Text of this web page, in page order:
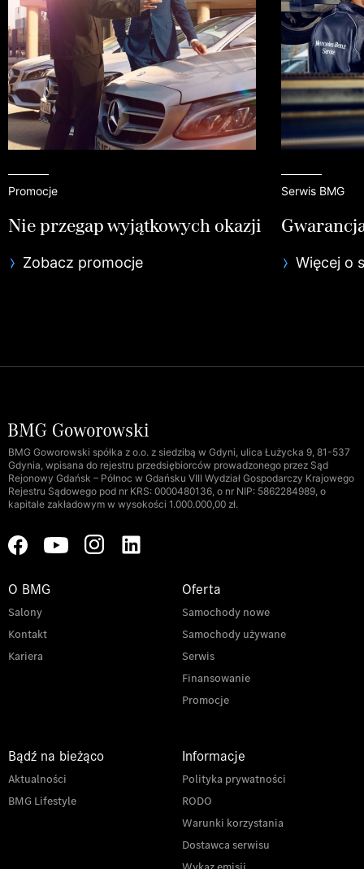
Promocje
Nie przegap wyjątkowych okazji
Zobacz promocje
Serwis BMG
Więcej o
BMG Goworowski spółka z o.o. z siedzibą w Gdyni, ulica Łużycka 9, 81-537
Gdynia, wpisana do rejestru przedsiębiorców prowadzonego przez Sąd
Rejonowy Gdańsk – Północ w Gdańsku VIII Wydział Gospodarczy Krajowego
Rejestru Sądowego pod nr KRS: 0000480136, o nr NIP: 5862284989, o
kapitale zakładowym w wysokości 1.000.000,00 zł.
O BMG
Salony
Kontakt
Kariera
Oferta
Samochody nowe
Samochody używane
Serwis
Finansowanie
Promocje
Bądź na bieżąco
Aktualności
BMG Lifestyle
Informacje
Polityka prywatności
RODO
Warunki korzystania
Dostawca serwisu